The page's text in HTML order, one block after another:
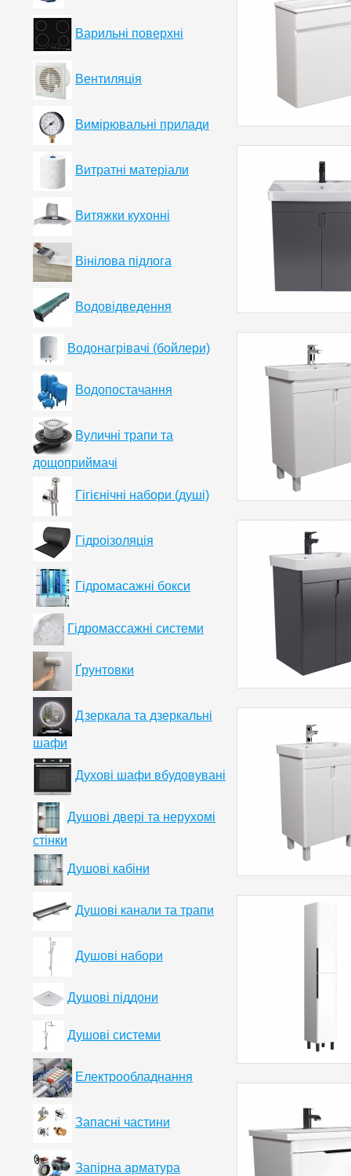
Варильні поверхні
Вентиляція
Вимірювальні прилади
Витратні матеріали
Витяжки кухонні
Вінілова підлога
Водовідведення
Водонагрівачі (бойлери)
Водопостачання
Вуличні трапи та
дощоприймачі
Гігієнічні набори (душі)
Гідроізоляція
Гідромасажні бокси
Гідромассажні системи
Ґрунтовки
Дзеркала та дзеркальні
шафи
Духові шафи вбудовувані
Душові двері та нерухомі
стінки
Душові кабіни
Душові канали та трапи
Душові набори
Душові піддони
Душові системи
Електрообладнання
Запасні частини
Запірна арматура